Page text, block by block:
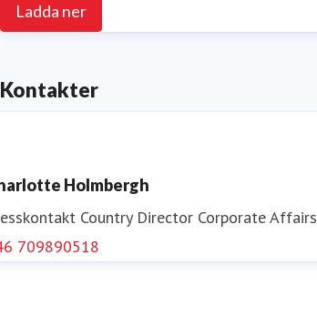
Ladda ner
Kontakter
Holmbergh
Country Director Corporate Affairs
709890518